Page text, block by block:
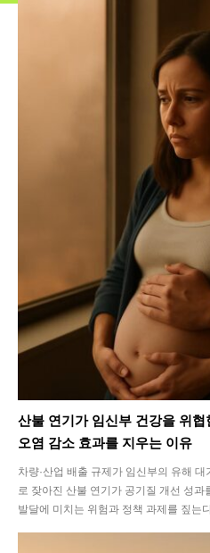
산불 연기가 임신부 건강을 위협
오염 감소 효과를 지우는 이유
차량·산업 배출 규제가 임신부의 유해
로 잦아진 산불 연기가 공기질 개선 성
발달에 미치는 위험과 정책 과제를 짚는